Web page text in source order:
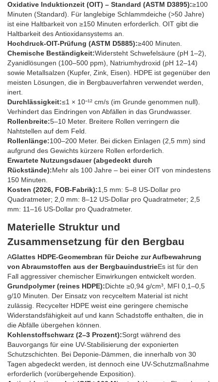
Oxidative Induktionzeit (OIT) – Standard (ASTM D3895):≥100
Minuten (Standard). Für langlebige Schlammdeiche (>50 Jahre)
ist eine Haltbarkeit von ≥150 Minuten erforderlich. OIT gibt die
Haltbarkeit des Antioxidansystems an.
Hochdruck-OIT-Prüfung (ASTM D5885):≥400 Minuten.
Chemische Beständigkeit:Widersteht Schwefelsäure (pH 1–2),
Zyanidlösungen (100–500 ppm), Natriumhydroxid (pH 12–14)
sowie Metallsalzen (Kupfer, Zink, Eisen). HDPE ist gegenüber den
meisten Lösungen, die in Bergbauverfahren verwendet werden,
inert.
Durchlässigkeit:≤1 × 10⁻¹² cm/s (im Grunde genommen null).
Verhindert das Eindringen von Abfällen in das Grundwasser.
Rollenbreite:5–10 Meter. Breitere Rollen verringern die
Nahtstellen auf dem Feld.
Rollenlänge:100–200 Meter. Bei dicken Einlagen (2,5 mm) sind
aufgrund des Gewichts kürzere Rollen erforderlich.
Erwartete Nutzungsdauer (abgedeckt durch
Rückstände):Mehr als 100 Jahre – bei einer OIT von mindestens
150 Minuten.
Kosten (2026, FOB-Fabrik):1,5 mm: 5–8 US-Dollar pro
Quadratmeter; 2,0 mm: 8–12 US-Dollar pro Quadratmeter; 2,5
mm: 11–16 US-Dollar pro Quadratmeter.
Materielle Struktur und
Zusammensetzung für den Bergbau
AGlattes HDPE-Geomembran für Deiche zur Aufbewahrung
von Abraumstoffen aus der BergbauindustrieEs ist für den
Fall aggressiver chemischer Einwirkungen entwickelt worden.
Grundpolymer (reines HDPE):Dichte ≥0,94 g/cm³, MFI 0,1–0,5
g/10 Minuten. Der Einsatz von recyceltem Material ist nicht
zulässig. Recycelter HDPE weist eine geringere chemische
Widerstandsfähigkeit auf und kann Schadstoffe enthalten, die in
die Abfälle übergehen können.
Kohlenstoffschwarz (2–3 Prozent):Sorgt während des
Bauvorgangs für eine UV-Stabilisierung der exponierten
Schutzschichten. Bei Deponie-Dämmen, die innerhalb von 30
Tagen abgedeckt werden, ist dennoch eine UV-Schutzmaßnahme
erforderlich (vorübergehende Exposition).